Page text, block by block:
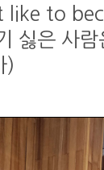
to
싫은 사
)